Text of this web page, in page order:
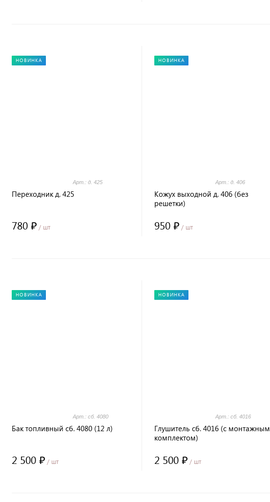
НОВИНКА
Арт.: д. 425
Переходник д. 425
780 ₽ / шт
НОВИНКА
Арт.: д. 406
Кожух выходной д. 406 (без
решетки)
950 ₽/ шт
НОВИНКА
Арт.: сб. 4080
Бак топливный сб. 4080 (12 л)
2 500 ₽ / шт
НОВИНКА
Арт.: сб. 4016
Глушитель сб. 4016 (с монтажным
комплектом)
2 500 ₽/ шт